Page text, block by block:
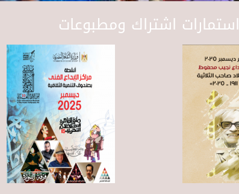
استمارات اشتراك ومطبوعات